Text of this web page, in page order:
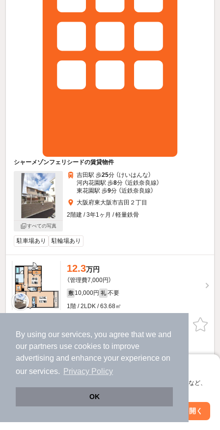
By using our services, you agree that we and
our partners use cookies to improve
advertising and enhance your experience on
our services.
Privacy Policy
OK
アプリに切り替えて、サクサクお部屋探し
会員登録なしですぐ使える。マップ検索やお気に入り保存など、
アプリを開く
シャーメゾンフェリシードの賃貸物件
すべての写真
吉田駅 歩25分 （けいはんな）
河内花園駅 歩8分 （近鉄奈良線）
東花園駅 歩9分 （近鉄奈良線）
大阪府東大阪市吉田２丁目
2階建 / 3年1ヶ月 / 軽量鉄骨
駐車場あり 駐輪場あり
12.3万円
（管理費7,000円）
敷 10,000円 礼 不要
1階 / 2LDK / 63.68㎡
ほか提供
絞り込み条件を変更